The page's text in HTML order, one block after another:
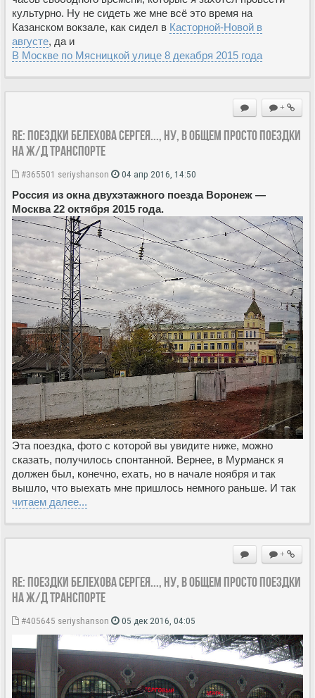
культурно. Ну не сидеть же мне всё это время на
Казанском вокзале, как сидел в Касторной-Новой в
августе, да и
В Москве по Мясницкой улице 8 декабря 2015 года
+
Re: Поездки Белехова Сергея..., ну, в общем просто поездки
на ж/д транспорте
#365501 seriyshanson 04 апр 2016, 14:50
Россия из окна двухэтажного поезда Воронеж —
Москва 22 октября 2015 года.
Эта поездка, фото с которой вы увидите ниже, можно
сказать, получилось спонтанной. Вернее, в Мурманск я
должен был, конечно, ехать, но в начале ноября и так
вышло, что выехать мне пришлось немного раньше. И так
читаем далее...
+
Re: Поездки Белехова Сергея..., ну, в общем просто поездки
на ж/д транспорте
#405645 seriyshanson 05 дек 2016, 04:05